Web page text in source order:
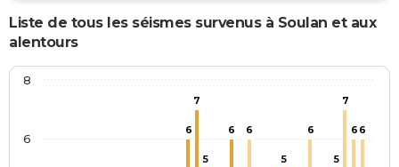
Liste de tous les séismes survenus à Soulan et aux
alentours
6
7
5
6 6
5
6
5
7
6 6
6
8